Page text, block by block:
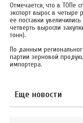
Отмечается, что в ТОПе
экспорт вырос в четыре
ее поставки
четверть выросли
тонн).
По данным
партии зерновой
импортера.
Еще новости